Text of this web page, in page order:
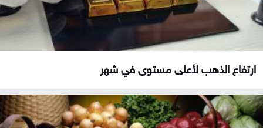
ارتفاع الذهب لأعلى مستوى في شهر